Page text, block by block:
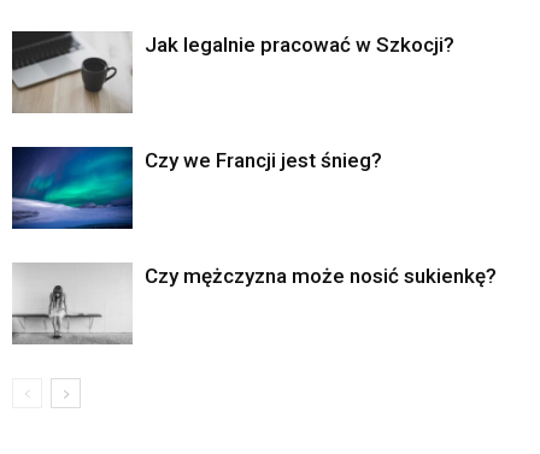
Jak legalnie pracować w Szkocji?
Czy we Francji jest śnieg?
Czy mężczyzna może nosić sukienkę?